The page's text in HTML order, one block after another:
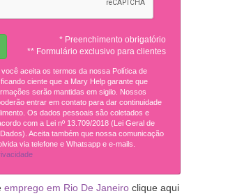
* Preenchimento obrigatório
** Formulário exclusivo para clientes
aceita os termos da nossa Política de
ciente que a Mary Help garante que
serão mantidas em sigilo. Nossos
entrar em contato para dar continuidade
Os dados pessoais são coletados e
com a Lei nº 13.709/2018 (Lei Geral de
Aceita também que nossa comunicação
via telefone e Whatsapp e e-mails.
emprego em Rio De Janeiro clique aqui